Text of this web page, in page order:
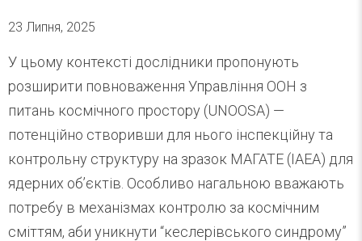
23 Липня, 2025
У цьому контексті дослідники пропонують
розширити повноваження Управління ООН з
питань космічного простору (UNOOSA) —
потенційно створивши для нього інспекційну та
контрольну структуру на зразок МАГАТЕ (IAEA) для
ядерних об’єктів. Особливо нагальною вважають
потребу в механізмах контролю за космічним
сміттям, аби уникнути “кеслерівського синдрому”